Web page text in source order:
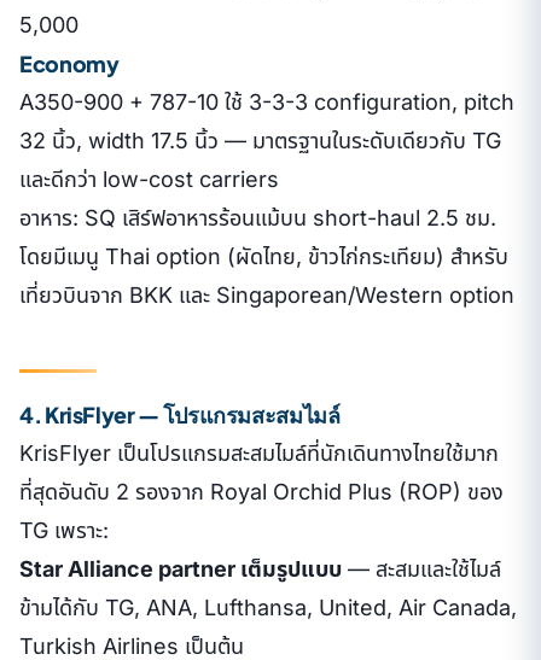
5,000
Economy
A350-900 + 787-10 ใช้ 3-3-3 configuration, pitch
32 นิ้ว, width 17.5 นิ้ว — มาตรฐานในระดับเดียวกับ TG
และดีกว่า low-cost carriers
อาหาร: SQ เสิร์ฟอาหารร้อนแม้บน short-haul 2.5 ชม.
โดยมีเมนู Thai option (ผัดไทย, ข้าวไก่กระเทียม) สำหรับ
เที่ยวบินจาก BKK และ Singaporean/Western option
4. KrisFlyer — โปรแกรมสะสมไมล์
KrisFlyer เป็นโปรแกรมสะสมไมล์ที่นักเดินทางไทยใช้มาก
ที่สุดอันดับ 2 รองจาก Royal Orchid Plus (ROP) ของ
TG เพราะ:
Star Alliance partner เต็มรูปแบบ — สะสมและใช้ไมล์
ข้ามได้กับ TG, ANA, Lufthansa, United, Air Canada,
Turkish Airlines เป็นต้น